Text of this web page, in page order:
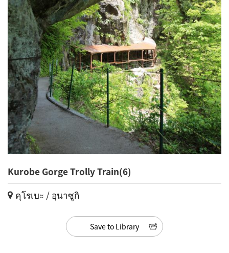
Kurobe Gorge Trolly Train(6)
คุโรเบะ / อุนาซูกิ
Save to Library